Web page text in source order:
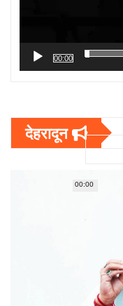
00:00
00:00
देहरादून